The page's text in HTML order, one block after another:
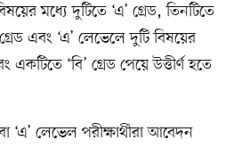
মধ্যে দুটিতে ‘এ’ গ্রেড, তিনটিতে
এবং ‘এ’ লেভেলে দুটি বিষয়ের
একটিতে ‘বি’ গ্রেড পেয়ে উত্তীর্ণ হতে
লেভেল পরীক্ষার্থীরা আবেদন